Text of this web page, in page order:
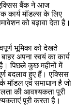
बैंक ने आज
कार्य मॉडल्‍स के लिए
को बढ़ावा देता है।
भूमिका को देखते
अपना स्‍वयं का कार्य
पिछले कुछ महीनों में
बदलाव हुए हैं। एक्सिस
मॉडल एवं समाधान है जो
की आवश्‍यकता पूरी
पूरी करता है।